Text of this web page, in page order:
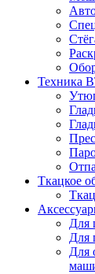
Техника
Ткацкое
Для
Для
Для